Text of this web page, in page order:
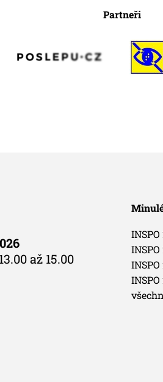
Partneři
až 15.00
INSPO
INSPO